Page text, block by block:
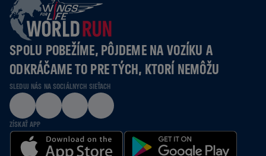
SPOLU POBEŽÍME, PÔJDEME NA VOZÍKU A
ODKRÁČAME TO PRE TÝCH, KTORÍ NEMÔŽU
SLEDUJ NÁS NA SOCIÁLNYCH SIEŤACH
ZÍSKAŤ APP